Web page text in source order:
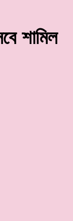
শামিল